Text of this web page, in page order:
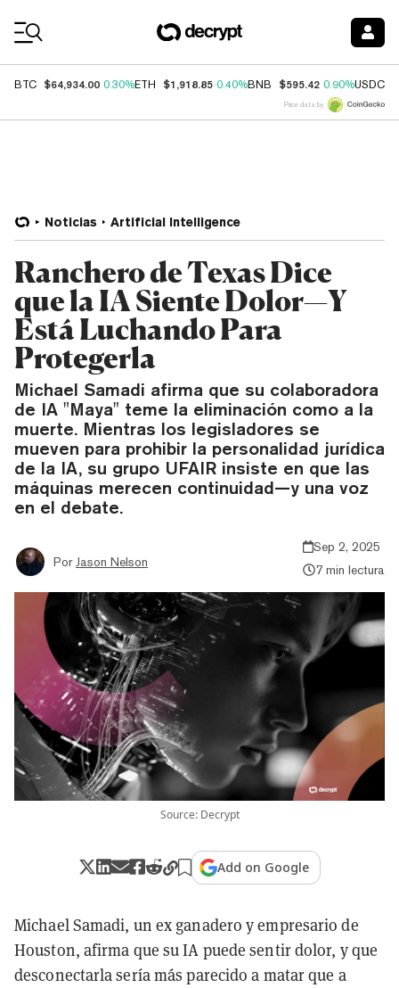
BTC $64,934.00 0.30%ETH $1,918.85 0.40%BNB $595.42 0.90%USDC
Price data by
Noticias Artificial Intelligence
Ranchero de Texas Dice
que la IA Siente Dolor—Y
Está Luchando Para
Protegerla
Michael Samadi afirma que su colaboradora
de IA "Maya" teme la eliminación como a la
muerte. Mientras los legisladores se
mueven para prohibir la personalidad jurídica
de la IA, su grupo UFAIR insiste en que las
máquinas merecen continuidad—y una voz
en el debate.
Por Jason Nelson
Sep 2, 2025
7 min lectura
Source: Decrypt
Add on Google
Michael Samadi, un ex ganadero y empresario de
Houston, afirma que su IA puede sentir dolor, y que
desconectarla sería más parecido a matar que a